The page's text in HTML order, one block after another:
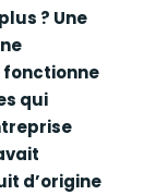
? Une
qui
d’origine